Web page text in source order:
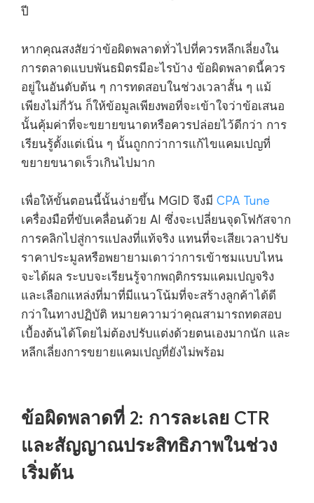
ปี
หากคุณสงสัยว่าข้อผิดพลาดทั่วไปที่ควรหลีกเลี่ยงใน
การตลาดแบบพันธมิตรมีอะไรบ้าง ข้อผิดพลาดนี้ควร
อยู่ในอันดับต้น ๆ การทดสอบในช่วงเวลาสั้น ๆ แม้
เพียงไม่กี่วัน ก็ให้ข้อมูลเพียงพอที่จะเข้าใจว่าข้อเสนอ
นั้นคุ้มค่าที่จะขยายขนาดหรือควรปล่อยไว้ดีกว่า การ
เรียนรู้ตั้งแต่เนิ่น ๆ นั้นถูกกว่าการแก้ไขแคมเปญที่
ขยายขนาดเร็วเกินไปมาก
เพื่อให้ขั้นตอนนี้นั้นง่ายขึ้น MGID จึงมี CPA Tune
เครื่องมือที่ขับเคลื่อนด้วย AI ซึ่งจะเปลี่ยนจุดโฟกัสจาก
การคลิกไปสู่การแปลงที่แท้จริง แทนที่จะเสียเวลาปรับ
ราคาประมูลหรือพยายามเดาว่าการเข้าชมแบบไหน
จะได้ผล ระบบจะเรียนรู้จากพฤติกรรมแคมเปญจริง
และเลือกแหล่งที่มาที่มีแนวโน้มที่จะสร้างลูกค้าได้ดี
กว่าในทางปฏิบัติ หมายความว่าคุณสามารถทดสอบ
เบื้องต้นได้โดยไม่ต้องปรับแต่งด้วยตนเองมากนัก และ
หลีกเลี่ยงการขยายแคมเปญที่ยังไม่พร้อม
ข้อผิดพลาดที่ 2: การละเลย CTR
และสัญญาณประสิทธิภาพในช่วง
เริ่มต้น